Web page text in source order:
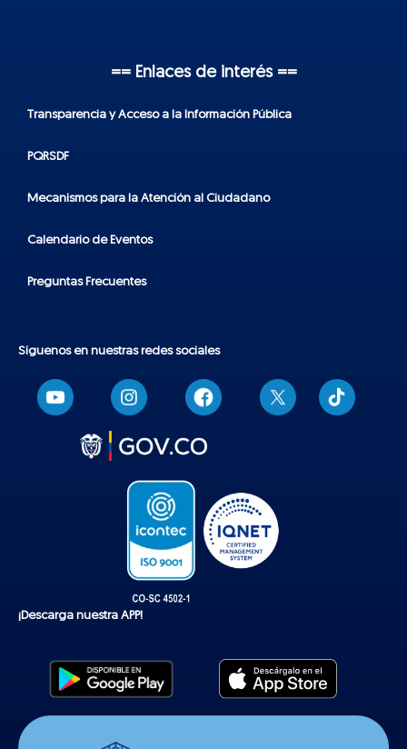
== Enlaces de interés ==
Transparencia y Acceso a la Información Pública
PQRSDF
Mecanismos para la Atención al Ciudadano
Calendario de Eventos
Preguntas Frecuentes
Síguenos en nuestras redes sociales
T
i
k
¡Descarga nuestra APP!